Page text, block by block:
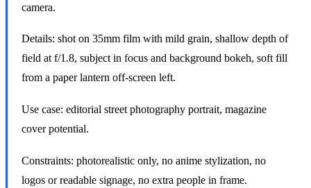
camera.
Details: shot on 35mm film with mild grain, shallow depth of
field at f/1.8, subject in focus and background bokeh, soft fill
from a paper lantern off-screen left.
Use case: editorial street photography portrait, magazine
cover potential.
Constraints: photorealistic only, no anime stylization, no
logos or readable signage, no extra people in frame.